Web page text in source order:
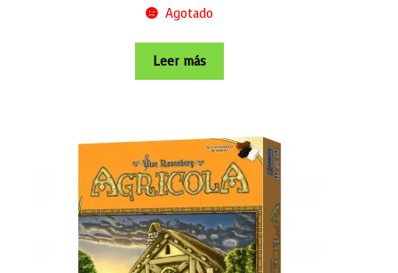
Agotado
Leer más